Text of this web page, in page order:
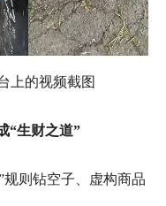
上的视频截图
“生财之道”
则钻空子、虚构商品